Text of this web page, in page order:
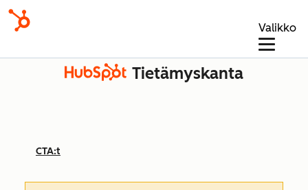
Valikko
Tietämyskanta
CTA:t